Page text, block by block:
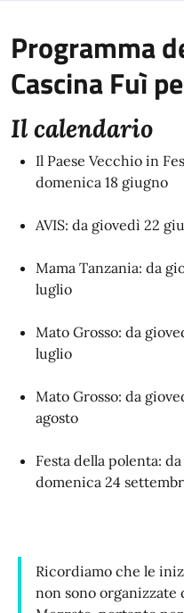
Programma
Cascina Fuì
Il calendario
Il Paese Vecchio in
domenica 18 giugno
AVIS: da giovedì 22
Mama Tanzania: da
luglio
Mato Grosso: da
luglio
Mato Grosso: da
agosto
Festa della polenta:
domenica 24
Ricordiamo che le
non sono organizzate